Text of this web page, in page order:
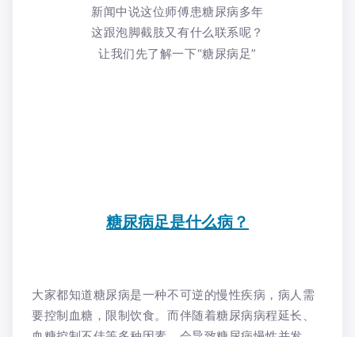
新闻中说这位师傅患糖尿病多年
这跟泡脚截肢又有什么联系呢？
让我们先了解一下“糖尿病足”
糖尿病足是什么病？
大家都知道糖尿病是一种不可逆的慢性疾病，病人需
要控制血糖，限制饮食。而伴随着糖尿病病程延长、